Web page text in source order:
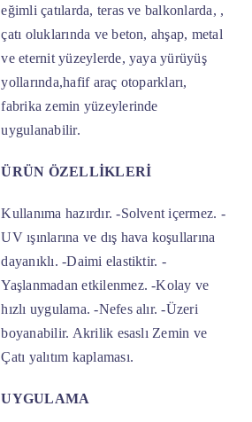
eğimli çatılarda, teras ve balkonlarda, ,
çatı oluklarında ve beton, ahşap, metal
ve eternit yüzeylerde, yaya yürüyüş
yollarında,hafif araç otoparkları,
fabrika zemin yüzeylerinde
uygulanabilir.
ÜRÜN ÖZELLİKLERİ
Kullanıma hazırdır. -Solvent içermez. -
UV ışınlarına ve dış hava koşullarına
dayanıklı. -Daimi elastiktir. -
Yaşlanmadan etkilenmez. -Kolay ve
hızlı uygulama. -Nefes alır. -Üzeri
boyanabilir. Akrilik esaslı Zemin ve
Çatı yalıtım kaplaması.
UYGULAMA